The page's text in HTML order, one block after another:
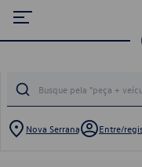
Nova Serrana Entre/